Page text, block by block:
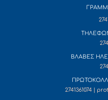
ΒΛΑΒΕΣ
2741361074 |